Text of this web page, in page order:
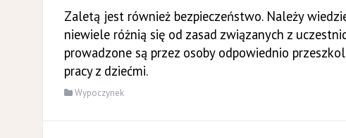
Zaletą jest również bezpieczeństwo. Należy
niewiele różnią się od zasad związanych z
prowadzone są przez osoby odpowiednio
pracy z dziećmi.
Wypoczynek